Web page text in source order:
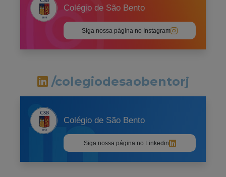
Colégio de São Bento
Siga nossa página no Instagram
/colegiodesaobentorj
Colégio de São Bento
Siga nossa página no Linkedin